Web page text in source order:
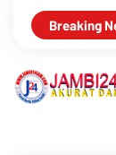
Breaking
Drs